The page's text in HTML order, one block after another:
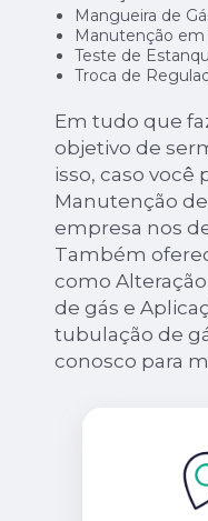
Mangueira de
Manutenção em
Teste de
Troca de
Em tudo que
objetivo de
isso, caso você
Manutenção
empresa nos
Também
como
de gás e
tubulação de
conosco para